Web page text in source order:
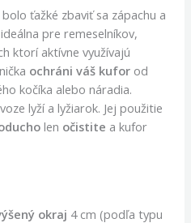
ťažké zbaviť sa zápachu a
pre remeselníkov,
ktorí aktívne využívajú
ochráni váš kufor od
kočíka alebo náradia.
lyží a lyžiarok. Jej použitie
len očistite a kufor
okraj 4 cm (podľa typu